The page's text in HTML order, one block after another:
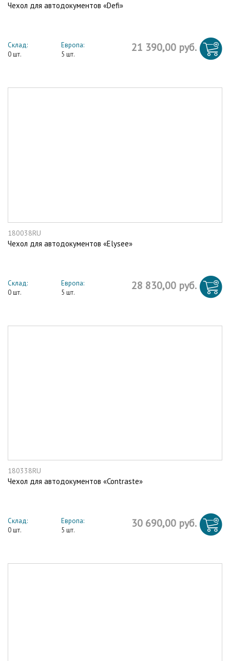
Чехол для автодокументов «Defi»
Склад:
0 шт.
Европа:
5 шт.
21 390,00 руб.
180038RU
Чехол для автодокументов «Elysee»
Склад:
0 шт.
Европа:
5 шт.
28 830,00 руб.
180338RU
Чехол для автодокументов «Contraste»
Склад:
0 шт.
Европа:
5 шт.
30 690,00 руб.